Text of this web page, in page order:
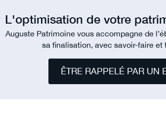
L'optimisation de votre
Auguste Patrimoine vous accompagne de
sa finalisation, avec savoir-faire et
ÊTRE RAPPELÉ PAR UN